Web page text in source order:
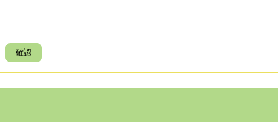
確認